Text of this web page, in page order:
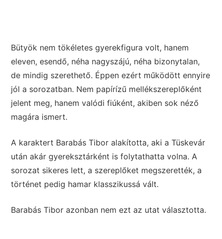
Bütyök nem tökéletes gyerekfigura volt, hanem
eleven, esendő, néha nagyszájú, néha bizonytalan,
de mindig szerethető. Éppen ezért működött ennyire
jól a sorozatban. Nem papírízű mellékszereplőként
jelent meg, hanem valódi fiúként, akiben sok néző
magára ismert.
A karaktert Barabás Tibor alakította, aki a Tüskevár
után akár gyereksztárként is folytathatta volna. A
sorozat sikeres lett, a szereplőket megszerették, a
történet pedig hamar klasszikussá vált.
Barabás Tibor azonban nem ezt az utat választotta.